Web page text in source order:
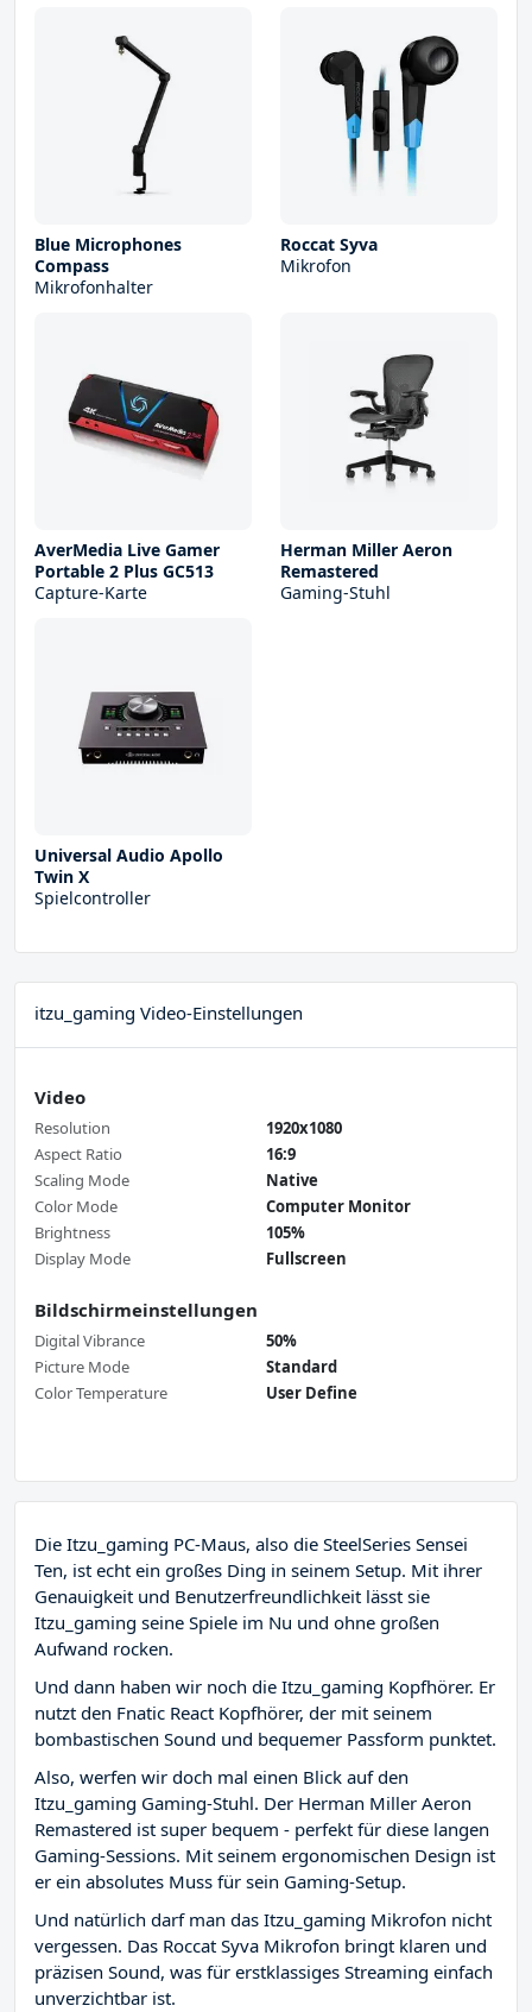
Blue Microphones
Compass
Mikrofonhalter
Roccat Syva
Mikrofon
AverMedia Live Gamer
Portable 2 Plus GC513
Capture-Karte
Herman Miller Aeron
Remastered
Gaming-Stuhl
Universal Audio Apollo
Twin X
Spielcontroller
itzu_gaming Video-Einstellungen
Video
Resolution
1920x1080
Aspect Ratio
16:9
Scaling Mode
Native
Color Mode
Computer Monitor
Brightness
105%
Display Mode
Fullscreen
Bildschirmeinstellungen
Digital Vibrance
50%
Picture Mode
Standard
Color Temperature
User Define
Die Itzu_gaming PC-Maus, also die SteelSeries Sensei
Ten, ist echt ein großes Ding in seinem Setup. Mit ihrer
Genauigkeit und Benutzerfreundlichkeit lässt sie
Itzu_gaming seine Spiele im Nu und ohne großen
Aufwand rocken.
Und dann haben wir noch die Itzu_gaming Kopfhörer. Er
nutzt den Fnatic React Kopfhörer, der mit seinem
bombastischen Sound und bequemer Passform punktet.
Also, werfen wir doch mal einen Blick auf den
Itzu_gaming Gaming-Stuhl. Der Herman Miller Aeron
Remastered ist super bequem - perfekt für diese langen
Gaming-Sessions. Mit seinem ergonomischen Design ist
er ein absolutes Muss für sein Gaming-Setup.
Und natürlich darf man das Itzu_gaming Mikrofon nicht
vergessen. Das Roccat Syva Mikrofon bringt klaren und
präzisen Sound, was für erstklassiges Streaming einfach
unverzichtbar ist.